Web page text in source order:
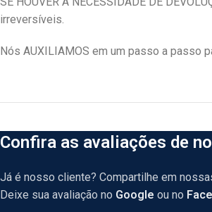
irreversíveis.
Nós AUXILIAMOS em um passo a passo
Confira as avaliações de
Já é nosso cliente? Compartilhe em
Deixe sua avaliação no Google ou no